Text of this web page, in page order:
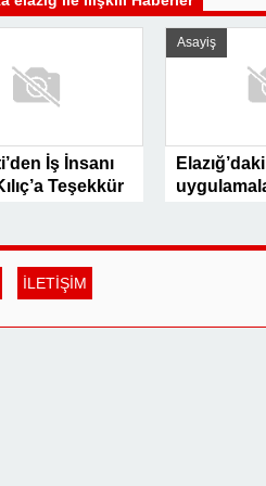
İş İnsanı
Teşekkür
Asayiş
İLETİŞİM